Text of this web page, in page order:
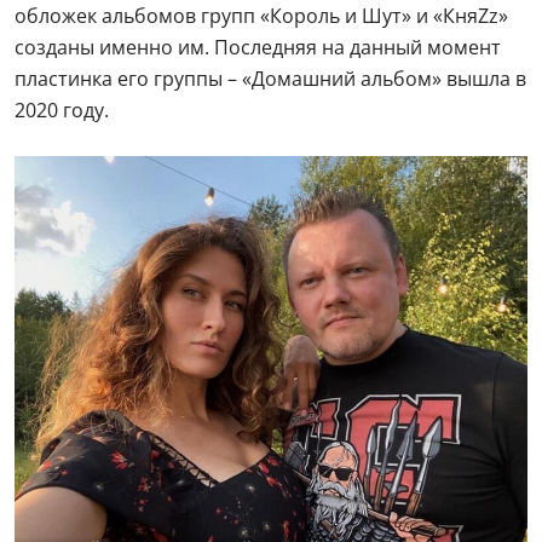
обложек альбомов групп «Король и Шут» и «КняZz»
созданы именно им. Последняя на данный момент
пластинка его группы – «Домашний альбом» вышла в
2020 году.